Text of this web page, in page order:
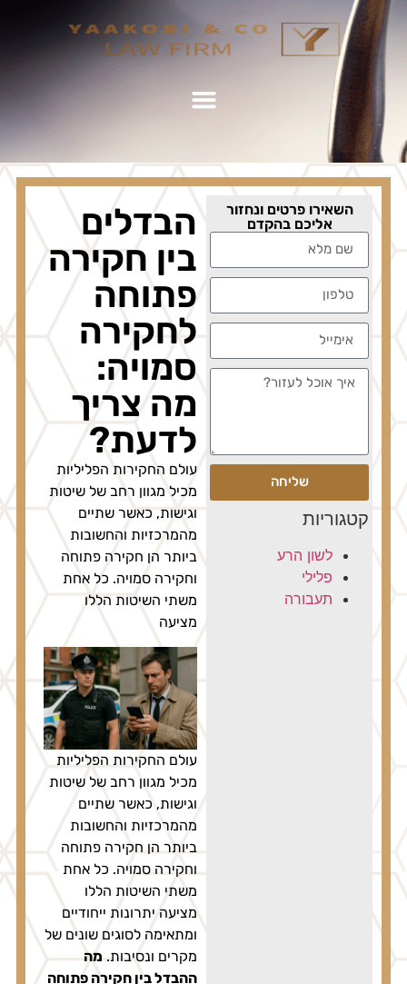
השאירו פרטים ונחזור
אליכם בהקדם
שליחה
קטגוריות
לשון הרע
פלילי
תעבורה
הבדלים
בין חקירה
פתוחה
לחקירה
סמויה:
מה צריך
לדעת?
עולם החקירות הפליליות
מכיל מגוון רחב של שיטות
וגישות, כאשר שתיים
מהמרכזיות והחשובות
ביותר הן חקירה פתוחה
וחקירה סמויה. כל אחת
משתי השיטות הללו
מציעה
עולם החקירות הפליליות
מכיל מגוון רחב של שיטות
וגישות, כאשר שתיים
מהמרכזיות והחשובות
ביותר הן חקירה פתוחה
וחקירה סמויה. כל אחת
משתי השיטות הללו
מציעה יתרונות ייחודיים
ומתאימה לסוגים שונים של
מקרים ונסיבות.מה
ההבדל בין חקירה פתוחה